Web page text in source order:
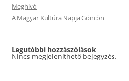
Meghívó
A Magyar Kultúra Napja Göncön
Legutóbbi hozzászólások
Nincs megjeleníthető bejegyzés.